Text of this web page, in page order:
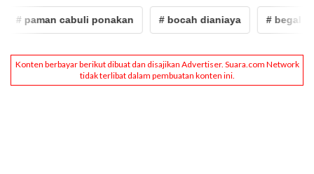
cabuli ponakan # bocah dianiaya # begal #